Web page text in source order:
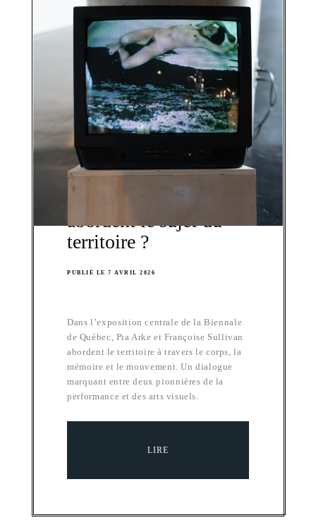
NON CLASSIFIÉ(E)
Comment deux
femmes pionnères de
la performances
abordent le sujet du
territoire ?
PUBLIÉ LE 7 AVRIL 2026
Dans l’exposition centrale de la Biennale
de Québec, Pia Arke et Françoise Sullivan
abordent le territoire à travers le corps, la
mémoire et le mouvement. Un dialogue
marquant entre deux pionnières de la
performance et des arts visuels.
LIRE